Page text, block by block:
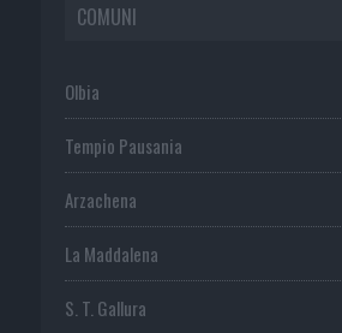
COMUNI
Olbia
Tempio Pausania
Arzachena
La Maddalena
S. T. Gallura